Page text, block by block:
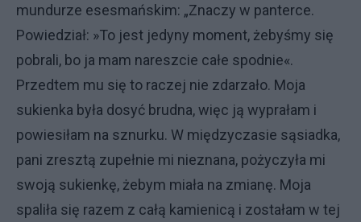
mundurze esesmańskim: „Znaczy w panterce.
Powiedział: »To jest jedyny moment, żebyśmy się
pobrali, bo ja mam nareszcie całe spodnie«.
Przedtem mu się to raczej nie zdarzało. Moja
sukienka była dosyć brudna, więc ją wyprałam i
powiesiłam na sznurku. W międzyczasie sąsiadka,
pani zresztą zupełnie mi nieznana, pożyczyła mi
swoją sukienkę, żebym miała na zmianę. Moja
spaliła się razem z całą kamienicą i zostałam w tej